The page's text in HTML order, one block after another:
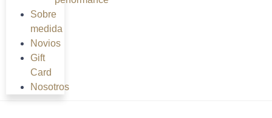
Sobre
medida
Novios
Gift
Card
Nosotros